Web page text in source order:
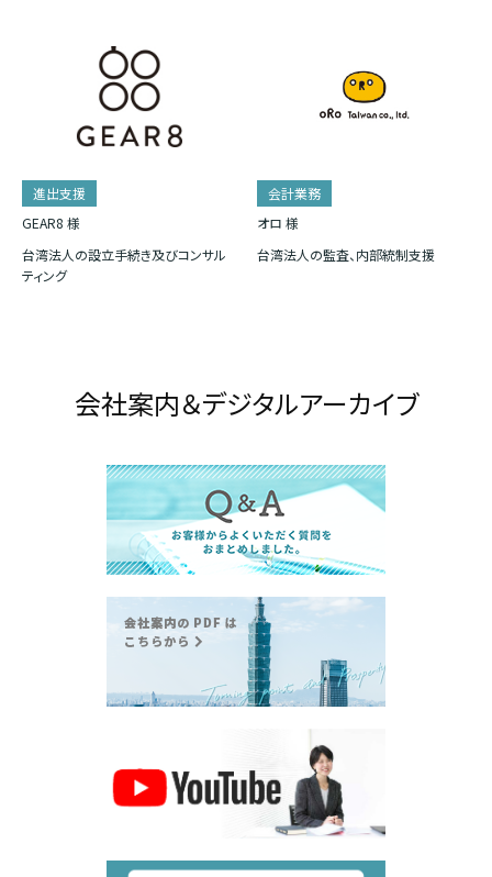
進出支援
GEAR8 様
台湾法人の設立手続き及びコンサル
ティング
会計業務
オロ 様
台湾法人の監査、内部統制支援
会社案内＆デジタルアーカイブ